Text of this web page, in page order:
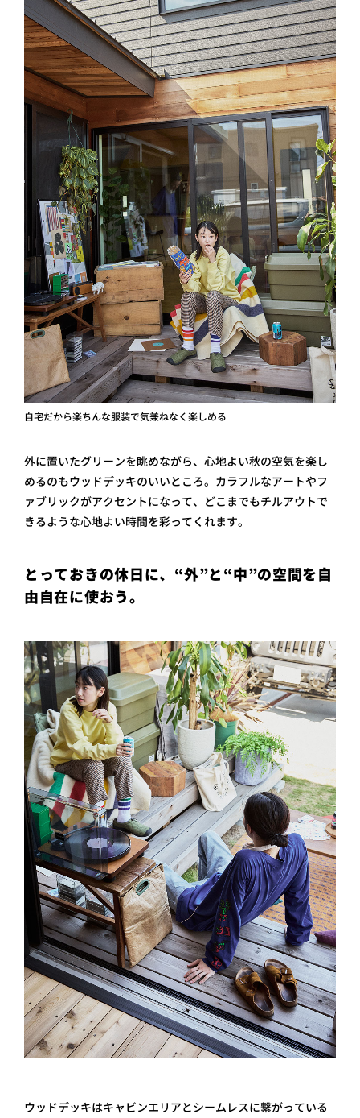
自宅だから楽ちんな服装で気兼ねなく楽しめる
外に置いたグリーンを眺めながら、心地よい秋の空気を楽し
めるのもウッドデッキのいいところ。カラフルなアートやフ
ァブリックがアクセントになって、どこまでもチルアウトで
きるような心地よい時間を彩ってくれます。
とっておきの休日に、“外”と“中”の空間を自
由自在に使おう。
ウッドデッキはキャビンエリアとシームレスに繋がっている